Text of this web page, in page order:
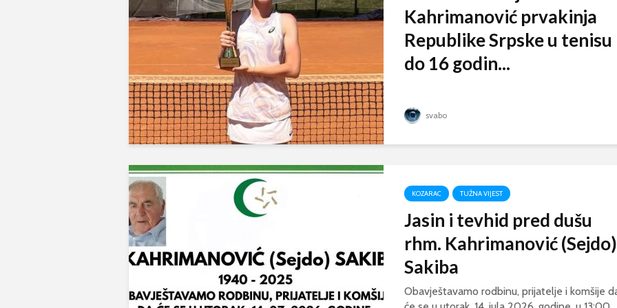
Kahrimanović prvakinja
Republike Srpske u tenisu
do 16 godin...
svabo
KOZARAC TUŽNA VIJEST
Jasin i tevhid pred dušu
rhm. Kahrimanović (Sejdo)
Sakiba
Obavještavamo rodbinu, prijatelje i komšije